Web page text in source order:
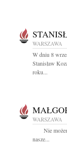
WARSZAWA
W dniu 8
Stanisław
roku...
WARSZAWA
Nie
nasze...